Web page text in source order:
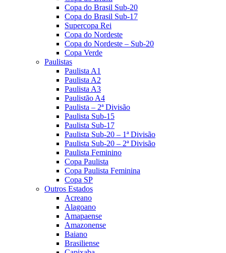
Copa do Brasil Sub-20
Copa do Brasil Sub-17
Supercopa Rei
Copa do Nordeste
Copa do Nordeste – Sub-20
Copa Verde
Paulistas
Paulista A1
Paulista A2
Paulista A3
Paulistão A4
Paulista – 2ª Divisão
Paulista Sub-15
Paulista Sub-17
Paulista Sub-20 – 1ª Divisão
Paulista Sub-20 – 2ª Divisão
Paulista Feminino
Copa Paulista
Copa Paulista Feminina
Copa SP
Outros Estados
Acreano
Alagoano
Amapaense
Amazonense
Baiano
Brasiliense